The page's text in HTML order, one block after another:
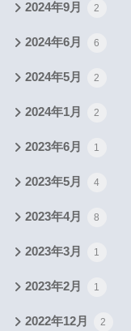
2024年9月 2
2024年6月 6
2024年5月 2
2024年1月 2
2023年6月 1
2023年5月 4
2023年4月 8
2023年3月 1
2023年2月 1
2022年12月 2